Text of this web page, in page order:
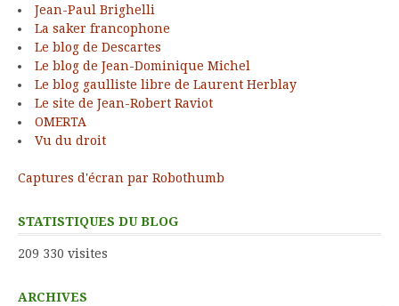
Jean-Paul Brighelli
La saker francophone
Le blog de Descartes
Le blog de Jean-Dominique Michel
Le blog gaulliste libre de Laurent Herblay
Le site de Jean-Robert Raviot
OMERTA
Vu du droit
Captures d'écran par Robothumb
STATISTIQUES DU BLOG
209 330 visites
ARCHIVES